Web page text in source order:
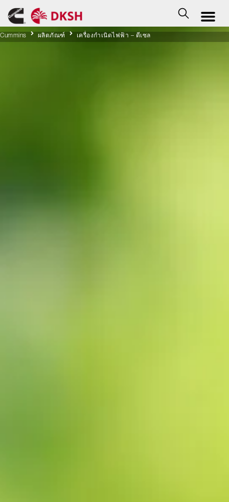
Cummins ผลิตภัณฑ์ เครื่องกำเนิดไฟฟ้า – ดีเซล